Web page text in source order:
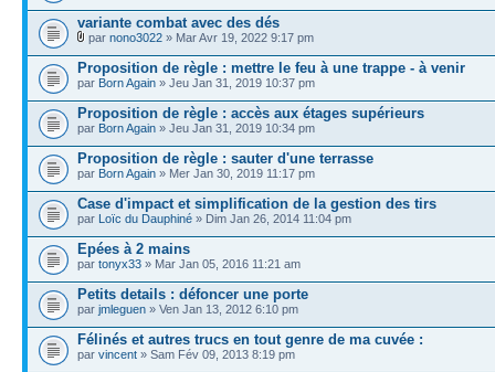
variante combat avec des dés
par nono3022 » Mar Avr 19, 2022 9:17 pm
Proposition de règle : mettre le feu à une trappe - à venir
par Born Again » Jeu Jan 31, 2019 10:37 pm
Proposition de règle : accès aux étages supérieurs
par Born Again » Jeu Jan 31, 2019 10:34 pm
Proposition de règle : sauter d'une terrasse
par Born Again » Mer Jan 30, 2019 11:17 pm
Case d'impact et simplification de la gestion des tirs
par Loïc du Dauphiné » Dim Jan 26, 2014 11:04 pm
Epées à 2 mains
par tonyx33 » Mar Jan 05, 2016 11:21 am
Petits details : défoncer une porte
par jmleguen » Ven Jan 13, 2012 6:10 pm
Félinés et autres trucs en tout genre de ma cuvée :
par vincent » Sam Fév 09, 2013 8:19 pm